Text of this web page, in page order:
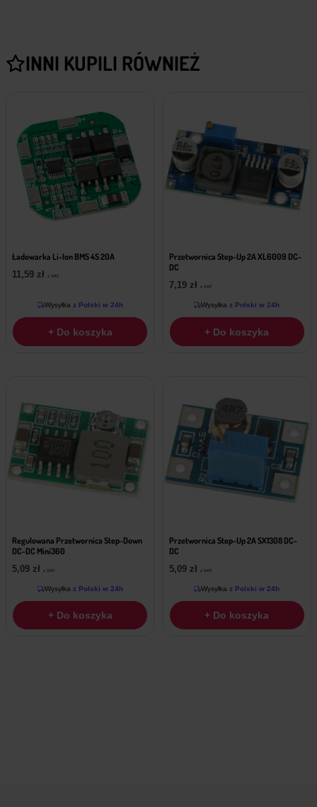
INNI KUPILI RÓWNIEŻ
Ładowarka Li-Ion BMS 4S 20A
11,59 zł z VAT
Wysyłka z Polski w 24h
+ Do koszyka
Przetwornica Step-Up 2A XL6009 DC-
DC
7,19 zł z VAT
Wysyłka z Polski w 24h
+ Do koszyka
Regulowana Przetwornica Step-Down
DC-DC Mini360
5,09 zł z VAT
Wysyłka z Polski w 24h
+ Do koszyka
Przetwornica Step-Up 2A SX1308 DC-
DC
5,09 zł z VAT
Wysyłka z Polski w 24h
+ Do koszyka